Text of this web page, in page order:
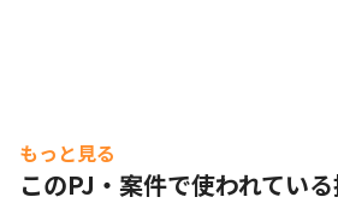
もっと見る
このPJ・案件で使われてい